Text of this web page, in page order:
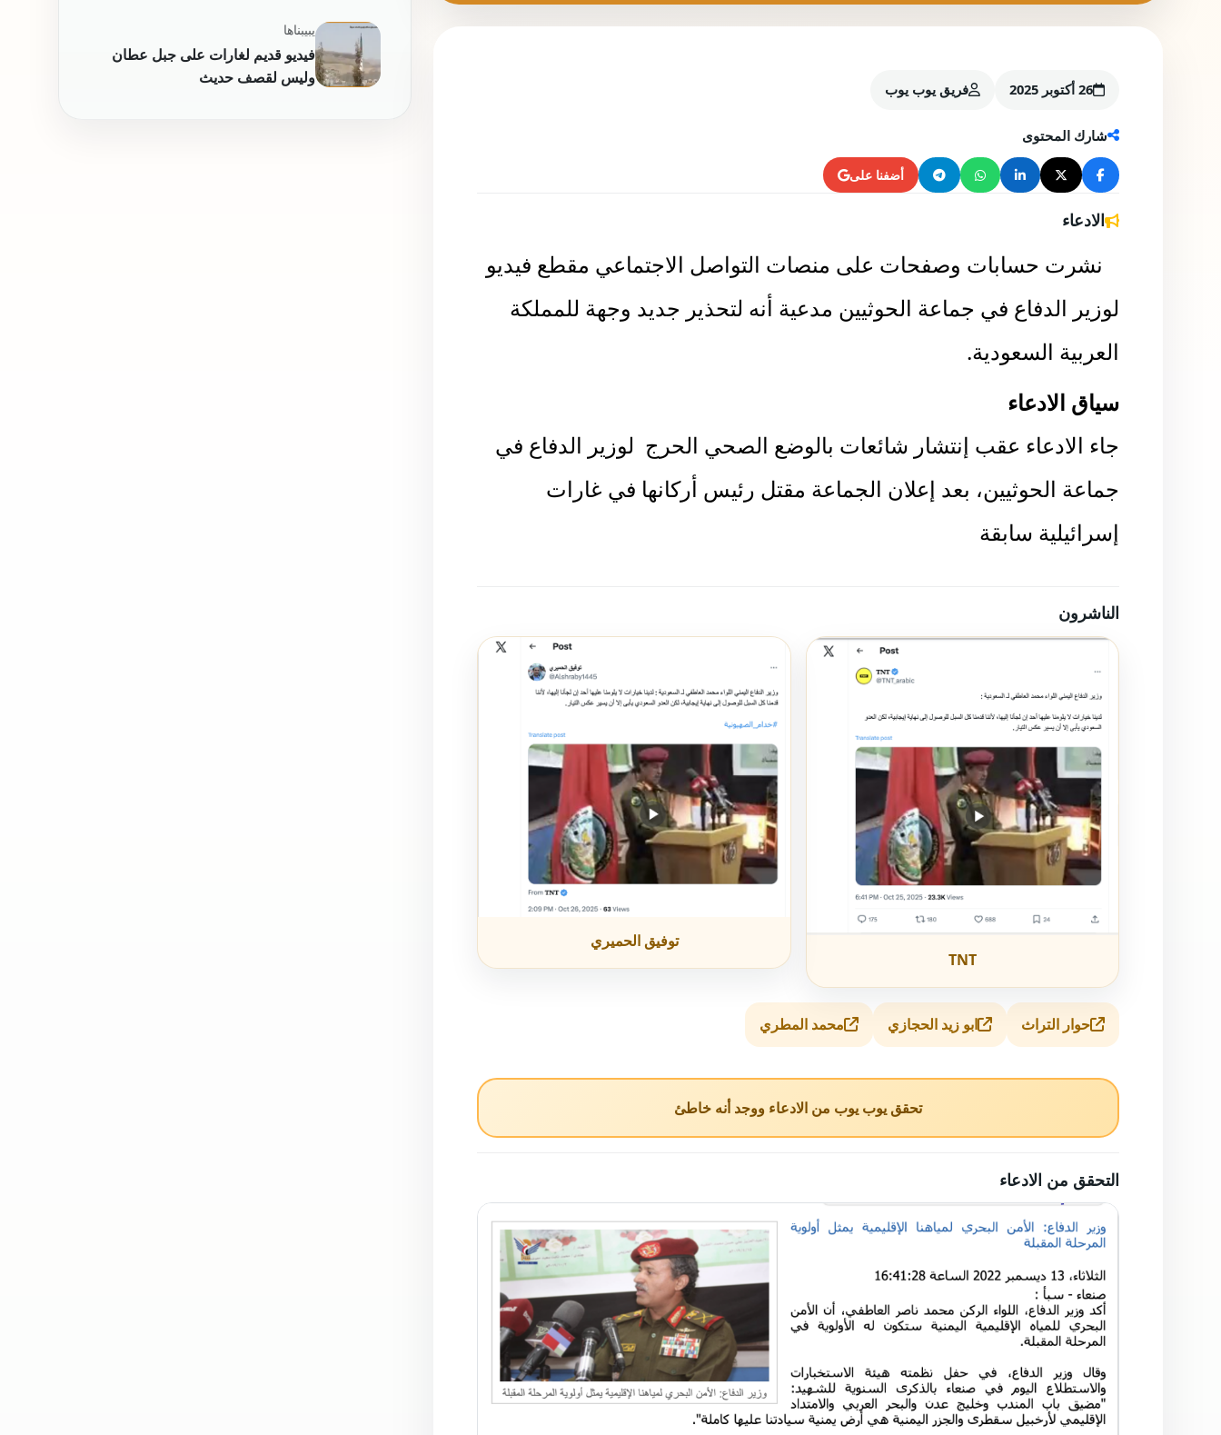
26 أكتوبر 2025 فريق يوب يوب
شارك المحتوى
أضفنا على
الادعاء
نشرت حسابات وصفحات على منصات التواصل الاجتماعي مقطع فيديو
لوزير الدفاع في جماعة الحوثيين مدعية أنه لتحذير جديد وجهة للمملكة
العربية السعودية.
سياق الادعاء
جاء الادعاء عقب إنتشار شائعات بالوضع الصحي الحرج لوزير الدفاع في
جماعة الحوثيين، بعد إعلان الجماعة مقتل رئيس أركانها في غارات
إسرائيلية سابقة
الناشرون
TNT
توفيق الحميري
حوار التراث ابو زيد الحجازي محمد المطري
تحقق يوب يوب من الادعاء ووجد أنه خاطئ
التحقق من الادعاء
يبيبناها
فيديو قديم لغارات على جبل عطان
وليس لقصف حديث